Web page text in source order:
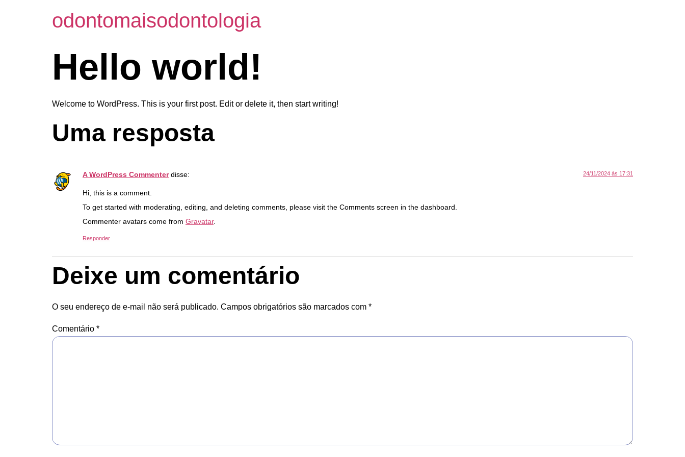
odontomaisodontologia
Hello world!
Welcome to WordPress. This is your first post. Edit or delete it, then start writing!
Uma resposta
A WordPress Commenter disse: 24/11/2024 às 17:31
Hi, this is a comment.
To get started with moderating, editing, and deleting comments, please visit the Comments screen in the dashboard.
Commenter avatars come from Gravatar.
Responder
Deixe um comentário
O seu endereço de e-mail não será publicado. Campos obrigatórios são marcados com *
Comentário *